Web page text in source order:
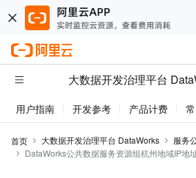
大数据开发治理平台
用户指南 开发参考 产品计费
首页 大数据开发治理平台 DataWorks 服务
DataWorks公共数据服务资源组杭州地域IP地